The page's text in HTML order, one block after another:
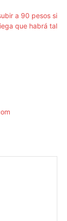
a 90 pesos si
que habrá tal